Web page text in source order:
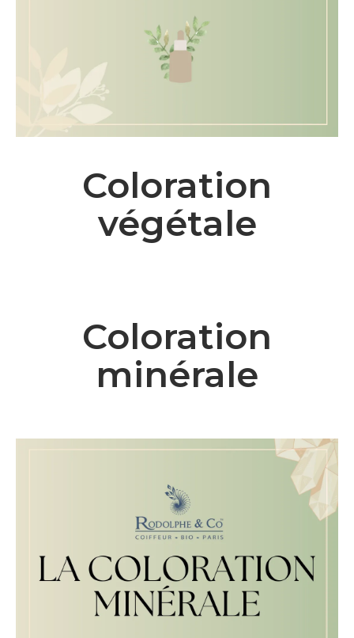
Coloration
végétale
Coloration
minérale